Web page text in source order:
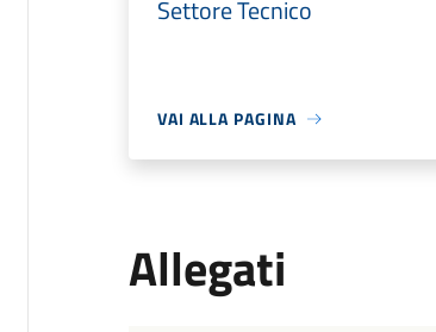
Settore Tecnico
VAI ALLA PAGINA
Allegati